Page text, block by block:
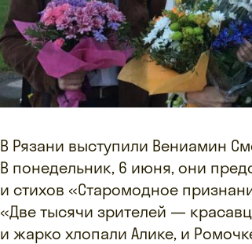
В Рязани выступили Вениамин
В понедельник, 6 июня, они
и стихов «Старомодное
«Две тысячи зрителей —
и жарко хлопали Алике, и